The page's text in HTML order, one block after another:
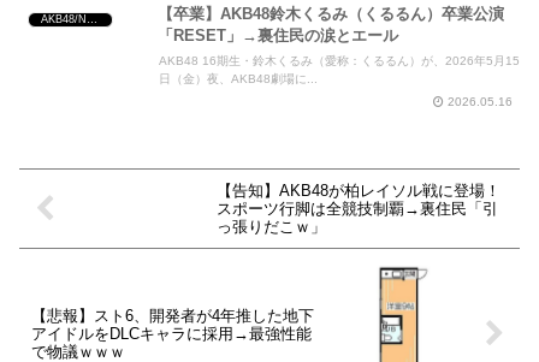
AKB48/NGT48/他アイドル
【卒業】AKB48鈴木くるみ（くるるん）卒業公演
「RESET」→裏住民の涙とエール
AKB48 16期生・鈴木くるみ（愛称：くるるん）が、2026年5月15
日（金）夜、AKB48劇場に...
2026.05.16
【告知】AKB48が柏レイソル戦に登場！
スポーツ行脚は全競技制覇→裏住民「引
っ張りだこｗ」
【悲報】スト6、開発者が4年推した地下
アイドルをDLCキャラに採用→最強性能
で物議ｗｗｗ